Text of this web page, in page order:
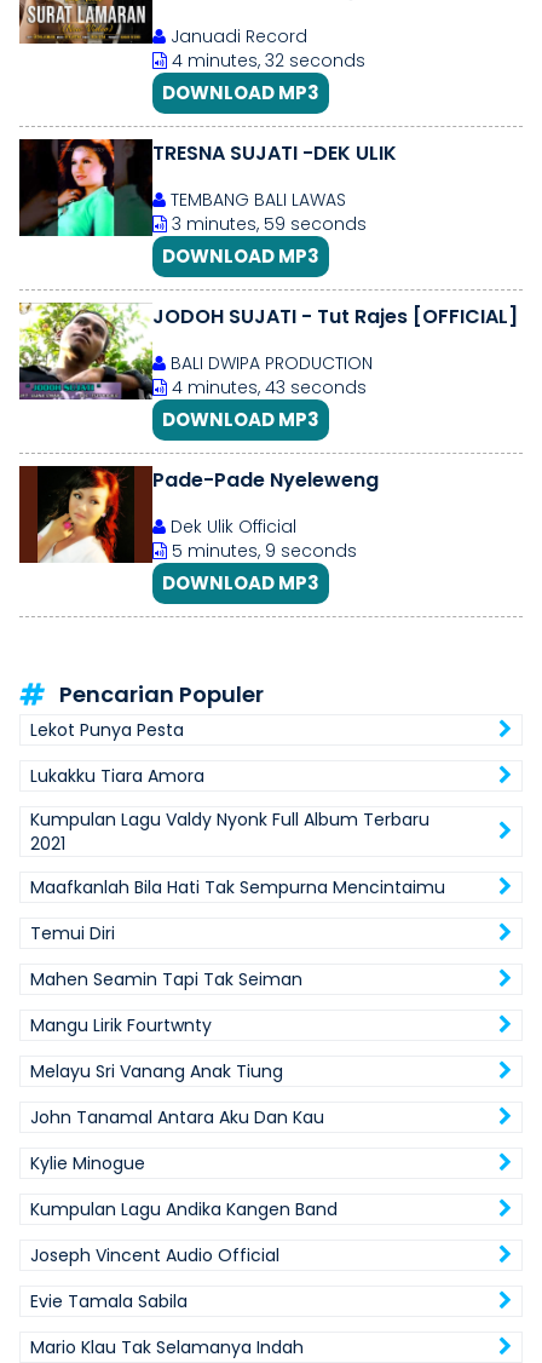
Januadi Record
4 minutes, 32 seconds
DOWNLOAD MP3
TRESNA SUJATI -DEK ULIK
TEMBANG BALI LAWAS
3 minutes, 59 seconds
DOWNLOAD MP3
JODOH SUJATI - Tut Rajes [OFFICIAL]
BALI DWIPA PRODUCTION
4 minutes, 43 seconds
DOWNLOAD MP3
Pade-Pade Nyeleweng
Dek Ulik Official
5 minutes, 9 seconds
DOWNLOAD MP3
Pencarian Populer
Lekot Punya Pesta
Lukakku Tiara Amora
Kumpulan Lagu Valdy Nyonk Full Album Terbaru
2021
Maafkanlah Bila Hati Tak Sempurna Mencintaimu
Temui Diri
Mahen Seamin Tapi Tak Seiman
Mangu Lirik Fourtwnty
Melayu Sri Vanang Anak Tiung
John Tanamal Antara Aku Dan Kau
Kylie Minogue
Kumpulan Lagu Andika Kangen Band
Joseph Vincent Audio Official
Evie Tamala Sabila
Mario Klau Tak Selamanya Indah